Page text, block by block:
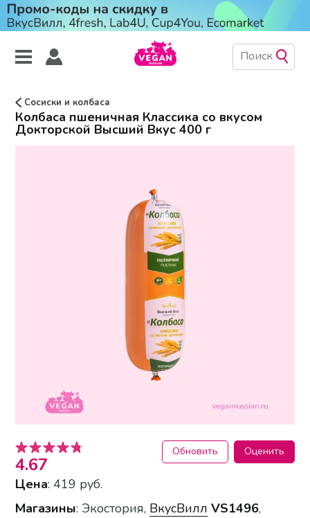
Сосиски и колбаса
Колбаса пшеничная Классика со вкусом
Докторской Высший Вкус 400 г
4.67
Обновить Оценить
Цена: 419 руб.
Магазины: Экостория, ВкусВилл VS1496,